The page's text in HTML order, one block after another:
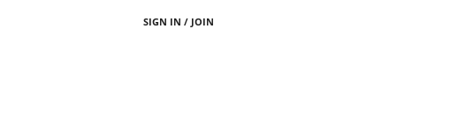
SIGN IN / JOIN